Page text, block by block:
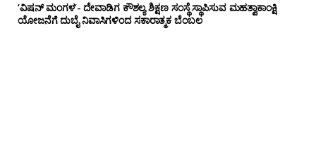
‘ವಿಷನ್ ಮಂಗಳ’- ದೇವಾಡಿಗ ಕೌಶಲ್ಯ ಶಿಕ್ಷಣ ಸಂಸ್ಥೆ ಸ್ಥಾಪಿಸುವ ಮಹತ್ವಾಕಾಂಕ್ಷಿ
ಯೋಜನೆಗೆ ದುಬೈ ನಿವಾಸಿಗಳಿಂದ ಸಕಾರಾತ್ಮಕ ಬೆಂಬಲ